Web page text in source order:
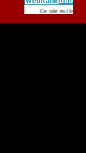
Ce site est list�